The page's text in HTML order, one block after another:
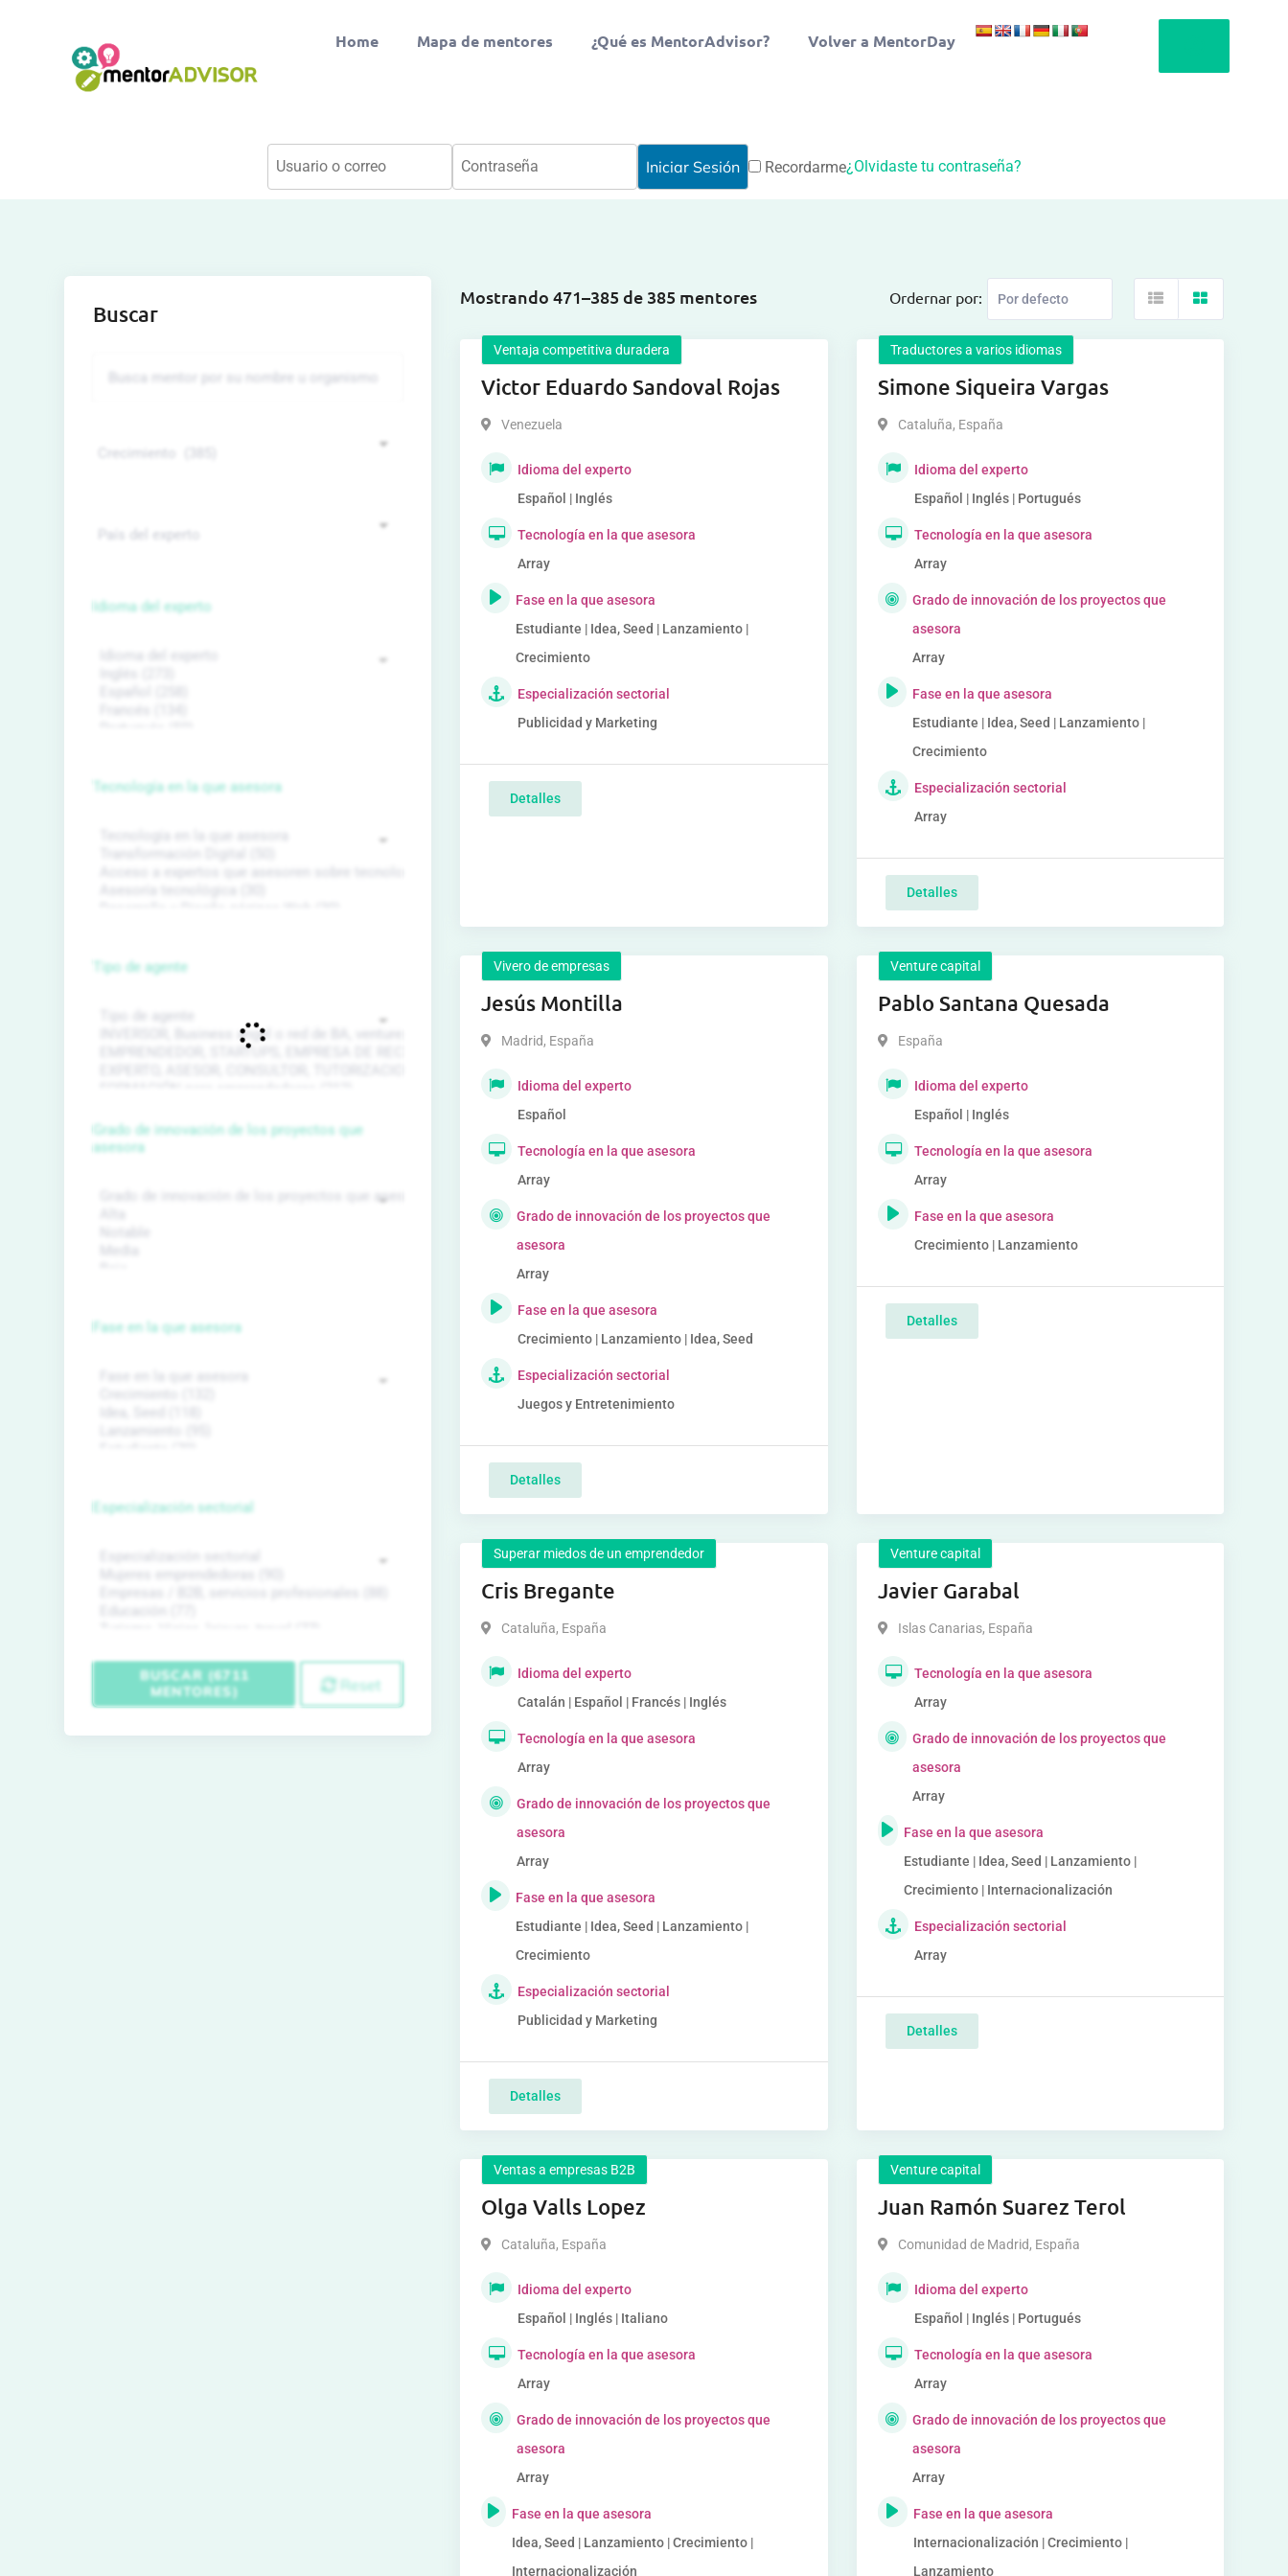
Home Mapa de mentores ¿Qué es MentorAdvisor? Volver a MentorDay
Recordarme¿Olvidaste tu contraseña?
Mostrando 471–385 de 385 mentores Ordernar por:
Ventaja competitiva duradera
Victor Eduardo Sandoval Rojas
Venezuela
Idioma del experto
Español | Inglés
Tecnología en la que asesora
Array
Fase en la que asesora
Estudiante | Idea, Seed | Lanzamiento |
Crecimiento
Especialización sectorial
Publicidad y Marketing
Detalles
Traductores a varios idiomas
Simone Siqueira Vargas
Cataluña, España
Idioma del experto
Español | Inglés | Portugués
Tecnología en la que asesora
Array
Grado de innovación de los proyectos que
asesora
Array
Fase en la que asesora
Estudiante | Idea, Seed | Lanzamiento |
Crecimiento
Especialización sectorial
Array
Detalles
Vivero de empresas
Jesús Montilla
Madrid, España
Idioma del experto
Español
Tecnología en la que asesora
Array
Grado de innovación de los proyectos que
asesora
Array
Fase en la que asesora
Crecimiento | Lanzamiento | Idea, Seed
Especialización sectorial
Juegos y Entretenimiento
Detalles
Venture capital
Pablo Santana Quesada
España
Idioma del experto
Español | Inglés
Tecnología en la que asesora
Array
Fase en la que asesora
Crecimiento | Lanzamiento
Detalles
Superar miedos de un emprendedor
Cris Bregante
Cataluña, España
Idioma del experto
Catalán | Español | Francés | Inglés
Tecnología en la que asesora
Array
Grado de innovación de los proyectos que
asesora
Array
Fase en la que asesora
Estudiante | Idea, Seed | Lanzamiento |
Crecimiento
Especialización sectorial
Publicidad y Marketing
Detalles
Venture capital
Javier Garabal
Islas Canarias, España
Tecnología en la que asesora
Array
Grado de innovación de los proyectos que
asesora
Array
Fase en la que asesora
Estudiante | Idea, Seed | Lanzamiento |
Crecimiento | Internacionalización
Especialización sectorial
Array
Detalles
Ventas a empresas B2B
Olga Valls Lopez
Cataluña, España
Idioma del experto
Español | Inglés | Italiano
Tecnología en la que asesora
Array
Grado de innovación de los proyectos que
asesora
Array
Fase en la que asesora
Idea, Seed | Lanzamiento | Crecimiento |
Internacionalización
Venture capital
Juan Ramón Suarez Terol
Comunidad de Madrid, España
Idioma del experto
Español | Inglés | Portugués
Tecnología en la que asesora
Array
Grado de innovación de los proyectos que
asesora
Array
Fase en la que asesora
Internacionalización | Crecimiento |
Lanzamiento
Buscar
Idioma del experto
Tecnología en la que asesora
Tipo de agente
Grado de innovación de los proyectos que
asesora
Fase en la que asesora
Especialización sectorial
BUSCAR (6711
MENTORES)
Reset